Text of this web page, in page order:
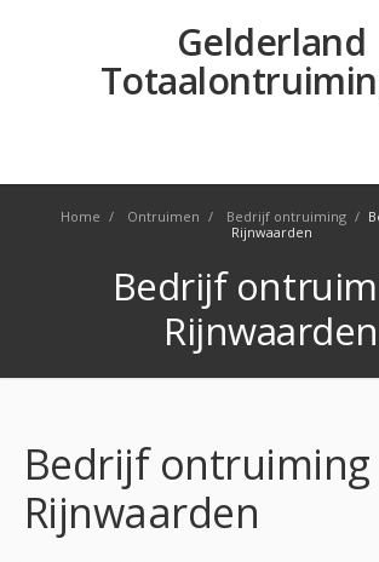
Gelderland
Home / Ontruimen / Bedrijf ontruiming /
Rijnwaarden
Bedrijf
Rijnwaarden
Bedrijf ontruiming
Rijnwaarden